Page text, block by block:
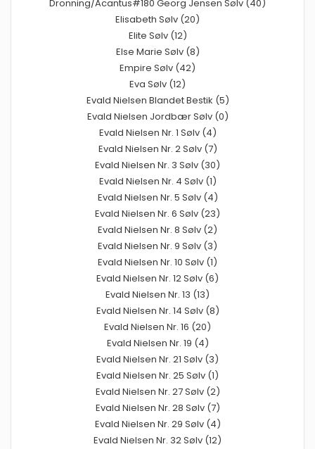
Dronning/Acantus#180 Georg Jensen Sølv (40)
Elisabeth Sølv (20)
Elite Sølv (12)
Else Marie Sølv (8)
Empire Sølv (42)
Eva Sølv (12)
Evald Nielsen Blandet Bestik (5)
Evald Nielsen Jordbær Sølv (0)
Evald Nielsen Nr. 1 Sølv (4)
Evald Nielsen Nr. 2 Sølv (7)
Evald Nielsen Nr. 3 Sølv (30)
Evald Nielsen Nr. 4 Sølv (1)
Evald Nielsen Nr. 5 Sølv (4)
Evald Nielsen Nr. 6 Sølv (23)
Evald Nielsen Nr. 8 Sølv (2)
Evald Nielsen Nr. 9 Sølv (3)
Evald Nielsen Nr. 10 Sølv (1)
Evald Nielsen Nr. 12 Sølv (6)
Evald Nielsen Nr. 13 (13)
Evald Nielsen Nr. 14 Sølv (8)
Evald Nielsen Nr. 16 (20)
Evald Nielsen Nr. 19 (4)
Evald Nielsen Nr. 21 Sølv (3)
Evald Nielsen Nr. 25 Sølv (1)
Evald Nielsen Nr. 27 Sølv (2)
Evald Nielsen Nr. 28 Sølv (7)
Evald Nielsen Nr. 29 Sølv (4)
Evald Nielsen Nr. 32 Sølv (12)